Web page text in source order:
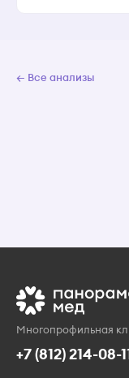
← Все анализы
Многопрофильная
+7 (812) 214-08-